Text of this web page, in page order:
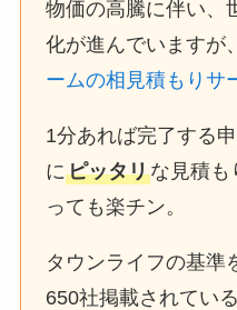
物価の高騰に伴い、
化が進んでいますが、
ームの相見積もりサ
1分あれば完了する
にピッタリな見積も
っても楽チン。
タウンライフの基準
650社掲載されてい